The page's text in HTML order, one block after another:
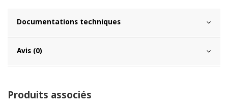
Documentations techniques
Avis (0)
Produits associés